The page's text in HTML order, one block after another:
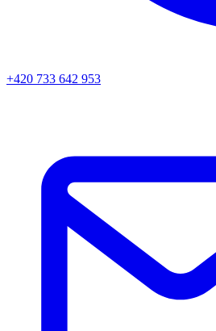
+420 733 642 953